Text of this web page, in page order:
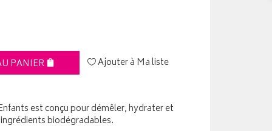
PANIER Ajouter à Ma liste
est conçu pour démêler, hydrater et
biodégradables.